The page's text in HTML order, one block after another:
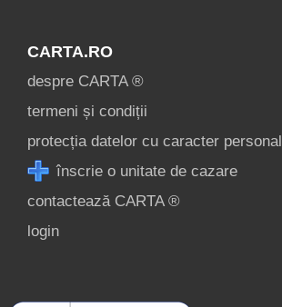
CARTA.RO
despre CARTA ®
termeni și condiții
protecția datelor cu caracter personal
înscrie o unitate de cazare
contactează CARTA ®
login